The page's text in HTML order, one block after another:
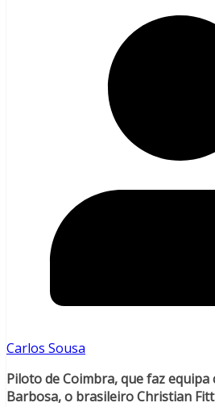
Carlos Sousa
Piloto de Coimbra, que faz
Barbosa, o brasileiro Christian